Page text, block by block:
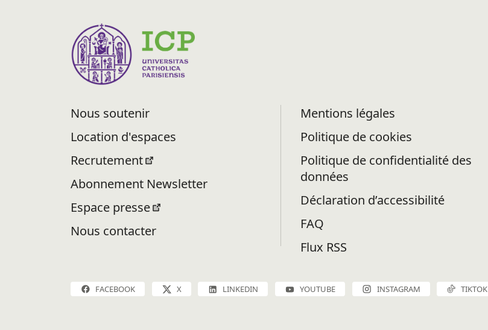
Nous soutenir
Location d'espaces
Recrutement
Abonnement Newsletter
Espace presse
Nous contacter
Mentions légales
Politique de cookies
Politique de confidentialité des
données
Déclaration d’accessibilité
FAQ
Flux RSS
FACEBOOK X LINKEDIN YOUTUBE INSTAGRAM TIKTOK